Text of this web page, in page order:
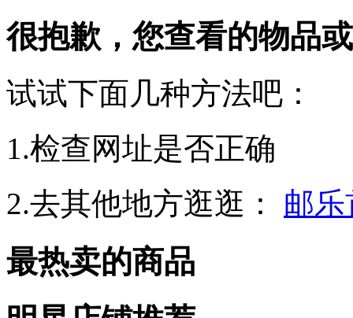
很抱歉，您查看的物品
试试下面几种方法吧：
1.检查网址是否正确
2.去其他地方逛逛：
邮
最热卖的商品